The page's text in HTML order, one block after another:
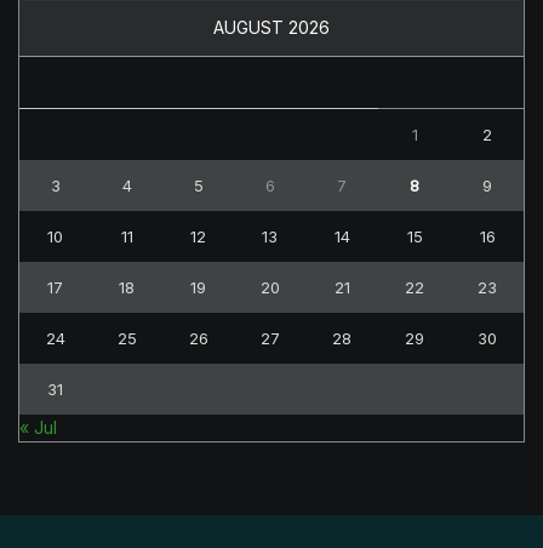
AUGUST 2026
1 2
3 4 5 6 7 8 9
10 11 12 13 14 15 16
17 18 19 20 21 22 23
24 25 26 27 28 29 30
31
« Jul